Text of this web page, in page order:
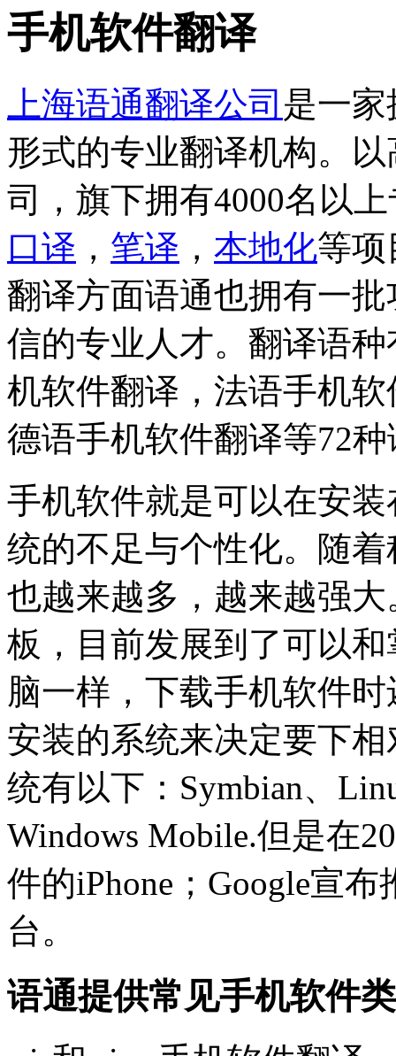
手机软件翻译
上海语通翻译公司 是一
形式的专业翻译机构。
司，旗下拥有4000名以
口译 ， 笔译 ， 本地化等项
翻译方面语通也拥有一
信的专业人才。翻译语
机软件翻译，法语手机
德语手机软件翻译等72
手机软件就是可以在安
统的不足与个性化。随
也越来越多，越来越强
板，目前发展到了可以
脑一样，下载手机软件
安装的系统来决定要下
统有以下：Symbian、
Windows Mobile.但是在
件的iPhone；Google宣
台。
语通提供常见手机软件